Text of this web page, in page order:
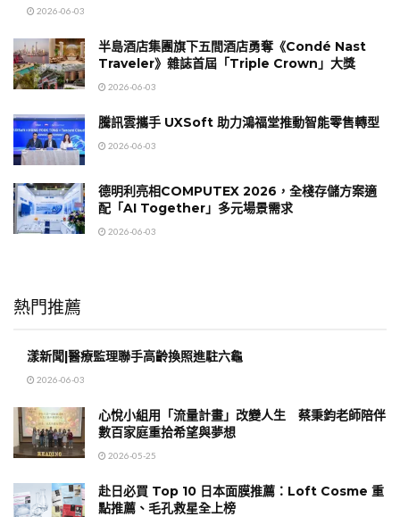
2026-06-03
半島酒店集團旗下五間酒店勇奪《Condé Nast
Traveler》雜誌首屆「Triple Crown」大獎
2026-06-03
騰訊雲攜手 UXSoft 助力鴻福堂推動智能零售轉型
2026-06-03
德明利亮相COMPUTEX 2026，全棧存儲方案適
配「AI Together」多元場景需求
2026-06-03
熱門推薦
漾新聞|醫療監理聯手高齡換照進駐六龜
2026-06-03
心悅小組用「流量計畫」改變人生 蔡秉鈞老師陪伴
數百家庭重拾希望與夢想
2026-05-25
赴日必買 Top 10 日本面膜推薦：Loft Cosme 重
點推薦、毛孔救星全上榜